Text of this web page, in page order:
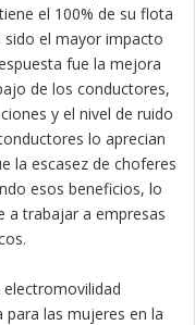
el 100% de su flota
sido el mayor impacto
fue la mejora
de los conductores,
y el nivel de ruido
lo aprecian
la escasez de choferes
esos beneficios, lo
a trabajar a empresas
las mujeres en la